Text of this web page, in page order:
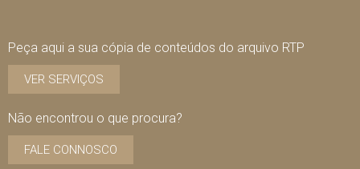
Peça aqui a sua cópia de conteúdos do arquivo RTP
VER SERVIÇOS
Não encontrou o que procura?
FALE CONNOSCO